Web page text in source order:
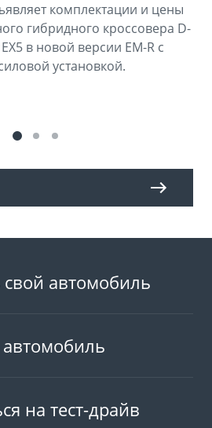
комплектации и цены
гибридного кроссовера D-
в новой версии EM-R с
установкой.
автомобиль
на тест-драйв